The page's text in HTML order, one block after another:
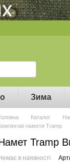
Зима
Каталог
намети Tramp
Tramp
в наявності